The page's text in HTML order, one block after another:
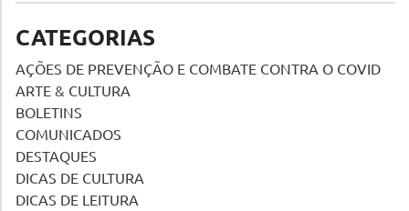
CATEGORIAS
AÇÕES DE PREVENÇÃO E COMBATE CONTRA O COVID
ARTE & CULTURA
BOLETINS
COMUNICADOS
DESTAQUES
DICAS DE CULTURA
DICAS DE LEITURA